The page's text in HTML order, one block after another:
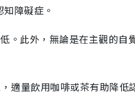
障礙症。
。此外，無論是在主觀的自
適量飲用咖啡或茶有助降低